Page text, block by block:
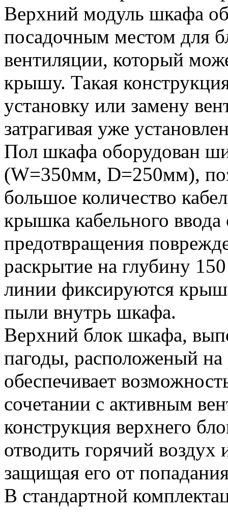
Верхний модуль шкафа
посадочным местом для
вентиляции, который
крышу. Такая
установку или замену
затрагивая уже
Пол шкафа оборудован
(W=350мм, D=250мм),
большое количество
крышка кабельного
предотвращения
раскрытие на глубину
линии фиксируются
пыли внутрь шкафа.
Верхний блок шкафа,
пагоды, расположеный
обеспечивает
сочетании с активным
конструкция верхнего
отводить горячий
защищая его от
В стандартной